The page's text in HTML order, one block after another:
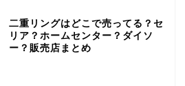
二重リングはどこで売ってる？セ
リア？ホームセンター？ダイソ
ー？販売店まとめ